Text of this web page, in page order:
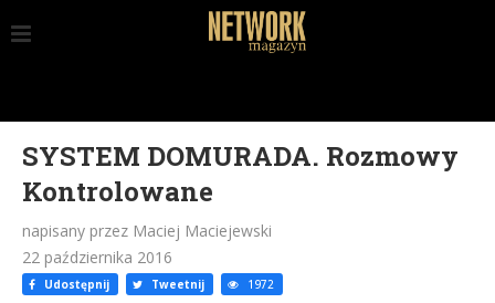
SYSTEM DOMURADA. Rozmowy
Kontrolowane
napisany przez Maciej Maciejewski
22 października 2016
Udostępnij Tweetnij 1972